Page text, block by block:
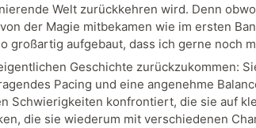
Welt zurückkehren wird. Denn
der Magie mitbekamen wie im ersten
großartig aufgebaut, dass ich gerne noch
Geschichte zurückzukommen:
Pacing und eine angenehme
Schwierigkeiten konfrontiert, die sie auf
die sie wiederum mit verschiedenen